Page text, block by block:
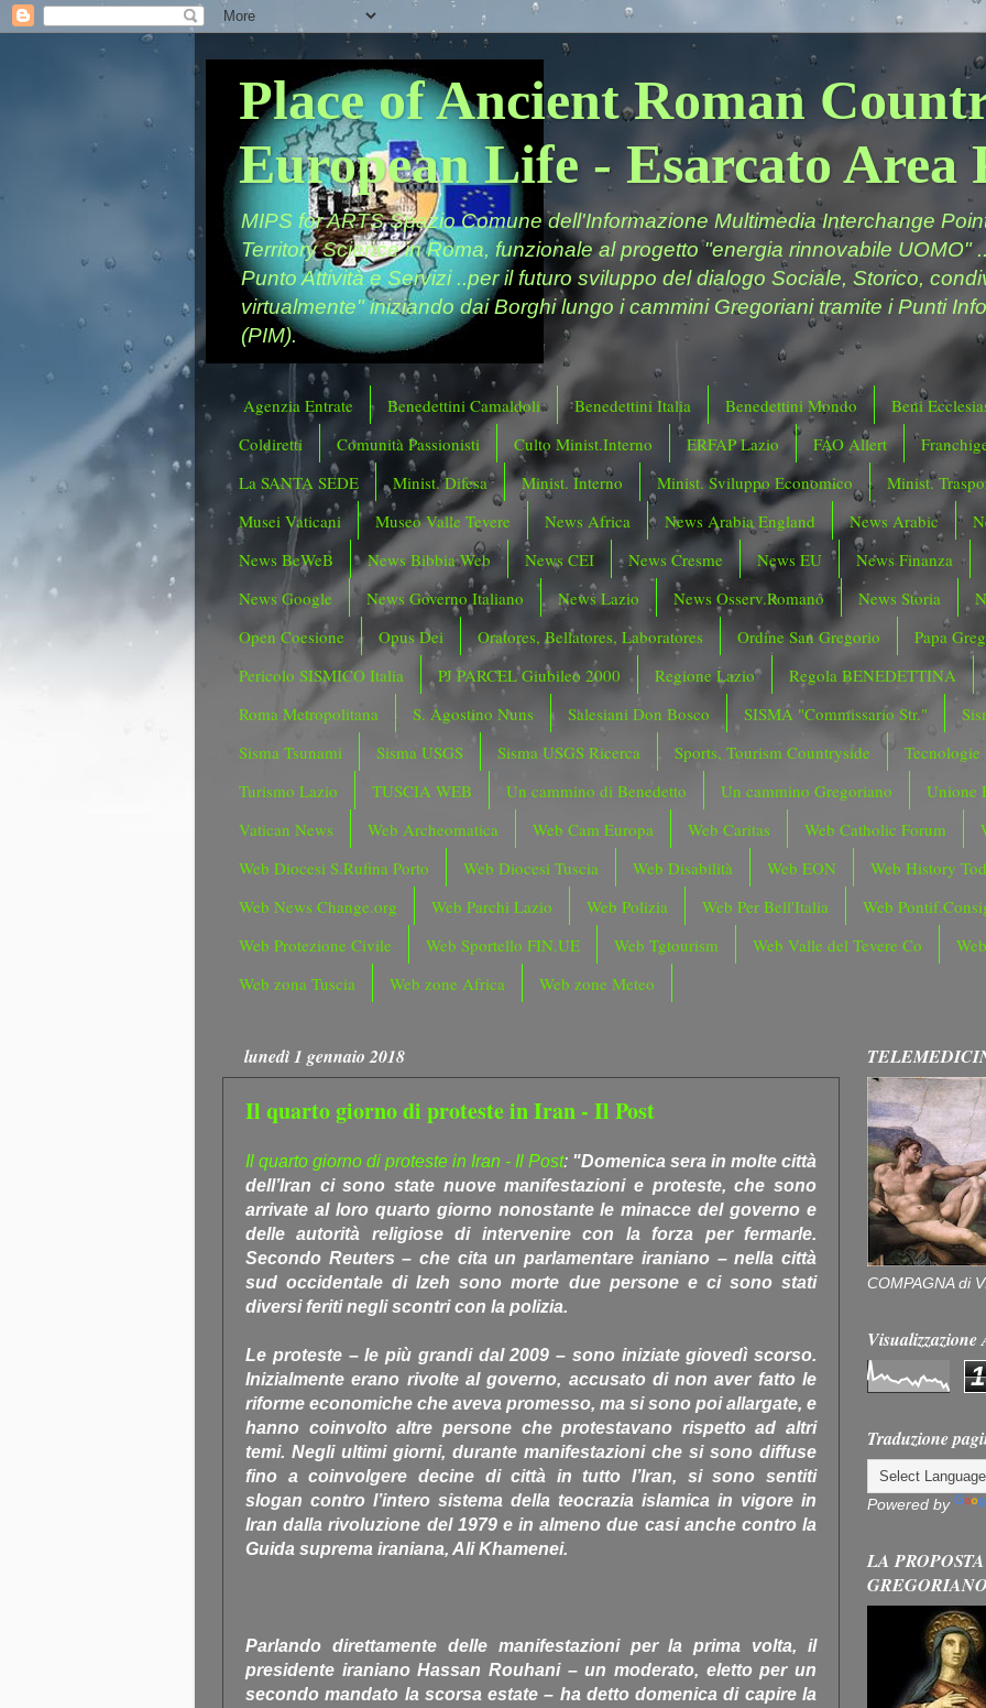
Place of Ancient Roman
European Life - Esarcato Area
MIPS for ARTS Spazio Comune dell'Informazione Multimedia Interchange
Territory Science in Roma, funzionale al progetto "energia rinnovabile UOMO"
Punto Attività e Servizi ..per il futuro sviluppo del dialogo Sociale, Storico,
virtualmente" iniziando dai Borghi lungo i cammini Gregoriani tramite i Punti
(PIM).
Agenzia Entrate Benedettini Camaldoli Benedettini Italia Benedettini Mondo
Beni
Coldiretti
Comunità Passionisti Culto Minist.Interno ERFAP Lazio FAO Allert
La SANTA SEDE
Minist. Difesa Minist. Interno Minist. Sviluppo Economico
Minist.
Musei Vaticani
Museo Valle Tevere News Africa News Arabia England News Arabic
News BeWeB
News Bibbia Web News CEI News Cresme News EU
News Finanza
News Google
News Governo Italiano News Lazio News Osserv.Romano News Storia
Open Coesione
Opus Dei Oratores, Bellatores, Laboratores Ordine San Gregorio
Papa
Pericolo SISMICO Italia
PJ PARCEL Giubileo 2000 Regione Lazio
Regola BENEDETTINA
Roma Metropolitana
S. Agostino Nuns Salesiani Don Bosco SISMA "Commissario Str."
Sisma Tsunami
Sisma USGS Sisma USGS Ricerca Sports, Tourism Countryside
Tecnologie
Turismo Lazio
TUSCIA WEB Un cammino di Benedetto Un cammino Gregoriano
Unione
Vatican News
Web Archeomatica Web Cam Europa Web Caritas Web Catholic Forum
Web Diocesi S.Rufina Porto
Web Diocesi Tuscia Web Disabilità Web EON
Web History
Web News Change.org
Web Parchi Lazio Web Polizia Web Per Bell'Italia
Web
Web Protezione Civile
Web Sportello FIN.UE Web Tgtourism Web Valle del Tevere Co
Web zona Tuscia
Web zone Africa Web zone Meteo
lunedì 1 gennaio 2018
Il quarto giorno di proteste in Iran - Il Post
Il quarto giorno di proteste in Iran - Il Post: "Domenica sera in molte città
dell’Iran ci sono state nuove manifestazioni e proteste, che sono
arrivate al loro quarto giorno nonostante le minacce del governo e
delle autorità religiose di intervenire con la forza per fermarle.
Secondo Reuters – che cita un parlamentare iraniano – nella città
sud occidentale di Izeh sono morte due persone e ci sono stati
diversi feriti negli scontri con la polizia.
Le proteste – le più grandi dal 2009 – sono iniziate giovedì scorso.
Inizialmente erano rivolte al governo, accusato di non aver fatto le
riforme economiche che aveva promesso, ma si sono poi allargate, e
hanno coinvolto altre persone che protestavano rispetto ad altri
temi. Negli ultimi giorni, durante manifestazioni che si sono diffuse
fino a coinvolgere decine di città in tutto l’Iran, si sono sentiti
slogan contro l’intero sistema della teocrazia islamica in vigore in
Iran dalla rivoluzione del 1979 e in almeno due casi anche contro la
Guida suprema iraniana, Ali Khamenei.
Parlando direttamente delle manifestazioni per la prima volta, il
presidente iraniano Hassan Rouhani – un moderato, eletto per un
secondo mandato la scorsa estate – ha detto domenica di capire la
COMPAGNA di
1
Traduzione
Powered by
LA